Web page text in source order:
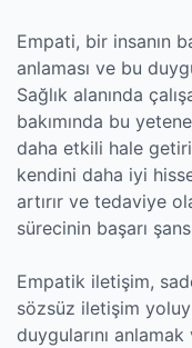
Empati, bir insanın
anlaması ve bu
Sağlık alanında
bakımında bu
daha etkili hale
kendini daha iyi
artırır ve tedaviye
sürecinin başarı
Empatik iletişim,
sözsüz iletişim
duygularını